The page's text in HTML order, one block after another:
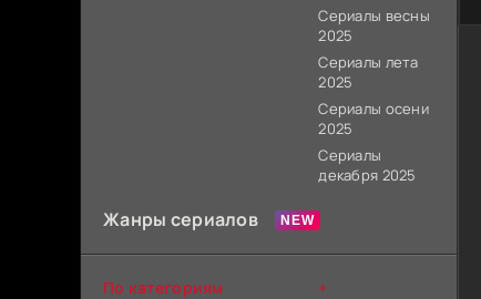
Сериалы весны
2025
Сериалы лета
2025
Сериалы осени
2025
Сериалы
декабря 2025
Жанры сериалов
По категориям +